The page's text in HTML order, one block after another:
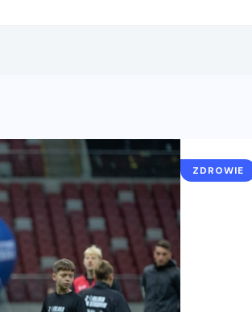
ZDROWIE